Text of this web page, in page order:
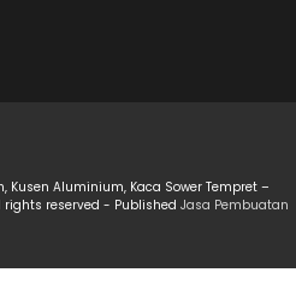
Kusen Aluminium, Kaca Sower Tempret –
rights reserved - Published Jasa Pembuatan